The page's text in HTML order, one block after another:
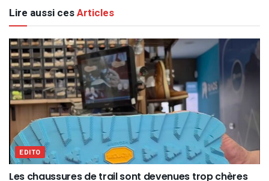
Lire aussi cesArticles
EDITO
Les chaussures de trail sont devenues trop chères